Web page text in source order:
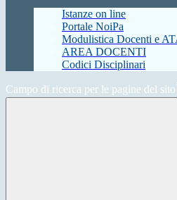
Istanze on line
Portale NoiPa
Modulistica Docenti e
AREA DOCENTI
Codici Disciplinari
Campo di ricerca per le pagine del sito